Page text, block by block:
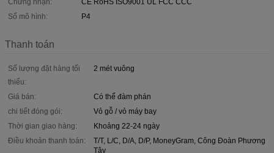
Chứng nhận:
CE RoHS ISO9001 UL FCC CCC
Số mô hình:
P4
Thanh toán
Số lượng đặt hàng tối
thiểu:
2 mét vuông
Giá bán:
Có thể đàm phán
chi tiết đóng gói:
Vỏ gỗ / vỏ máy bay
Thời gian giao hàng:
Khoảng 22-24 ngày
Điều khoản thanh toán:
T/T, L/C, D/A, D/P, MoneyGram, Công Đoàn Phương
Tây